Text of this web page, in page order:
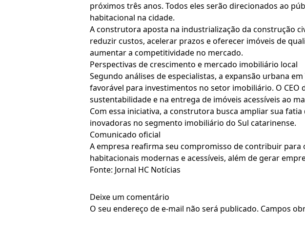
próximos três anos. Todos eles serão direcionados ao
habitacional na cidade.
A construtora aposta na industrialização da construção
reduzir custos, acelerar prazos e oferecer imóveis de
aumentar a competitividade no mercado.
Perspectivas de crescimento e mercado imobiliário local
Segundo análises de especialistas, a expansão urbana
favorável para investimentos no setor imobiliário. O CEO
sustentabilidade e na entrega de imóveis acessíveis ao
Com essa iniciativa, a construtora busca ampliar sua
inovadoras no segmento imobiliário do Sul catarinense.
Comunicado oficial
A empresa reafirma seu compromisso de contribuir
habitacionais modernas e acessíveis, além de gerar
Fonte: Jornal HC Notícias
Deixe um comentário
O seu endereço de e-mail não será publicado. Campos